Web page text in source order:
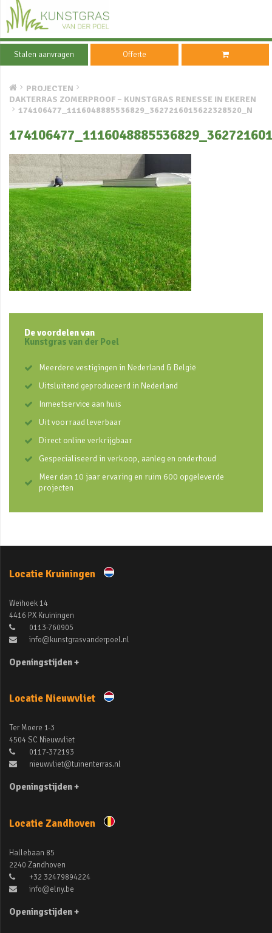
Stalen aanvragen Offerte
PROJECTEN
DAKTERRAS ZOMERPROOF – KUNSTGRAS RENESSE IN EKEREN
174106477_1116048885536829_3627216015622328520_N
De voordelen van
Kunstgras van der Poel
Meerdere vestigingen in Nederland & België
Uitsluitend geproduceerd in Nederland
Inmeetservice aan huis
Uit voorraad leverbaar
Direct online verkrijgbaar
Gespecialiseerd in verkoop, aanleg en onderhoud
Meer dan 10 jaar ervaring en ruim 600 opgeleverde
projecten
Locatie Kruiningen
Weihoek 14
4416 PX Kruiningen
0113-760905
info@kunstgrasvanderpoel.nl
Openingstijden +
Locatie Nieuwvliet
Ter Moere 1-3
4504 SC Nieuwvliet
0117-372193
nieuwvliet@tuinenterras.nl
Openingstijden +
Locatie Zandhoven
Hallebaan 85
2240 Zandhoven
+32 32479894224
info@elny.be
Openingstijden +